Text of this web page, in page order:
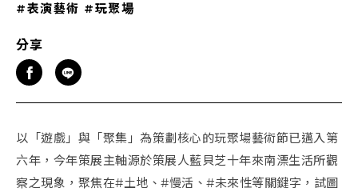
#表演藝術 #玩聚場
分享
以「遊戲」與「聚集」 為策劃核心的玩聚場藝術節已邁入第
六年，今年策展主軸源於策展人藍貝芝十年來南漂生活所觀
察之現象，聚焦在#土地、#慢活、#未來性等關鍵字，試圖